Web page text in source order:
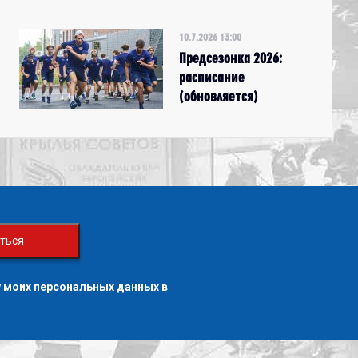
10.7.2026 13:00
Предсезонка 2026:
расписание
(обновляется)
персональных данных в